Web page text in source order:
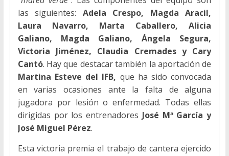
las siguientes: Adela Crespo, Magda Aracil,
Laura Navarro, Marta Caballero, Alicia
Galiano, Magda Galiano, Ángela Segura,
Victoria Jiménez, Claudia Cremades y Cary
Cantó. Hay que destacar también la aportación de
Martina Esteve del IFB, que ha sido convocada
en varias ocasiones ante la falta de alguna
jugadora por lesión o enfermedad. Todas ellas
dirigidas por los entrenadores José Mª García y
José Miguel Pérez.
Esta victoria premia el trabajo de cantera ejercido